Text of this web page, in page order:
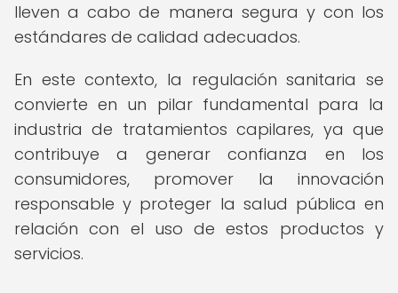
lleven a cabo de manera segura y con los
estándares de calidad adecuados.
En este contexto, la regulación sanitaria se
convierte en un pilar fundamental para la
industria de tratamientos capilares, ya que
contribuye a generar confianza en los
consumidores, promover la innovación
responsable y proteger la salud pública en
relación con el uso de estos productos y
servicios.